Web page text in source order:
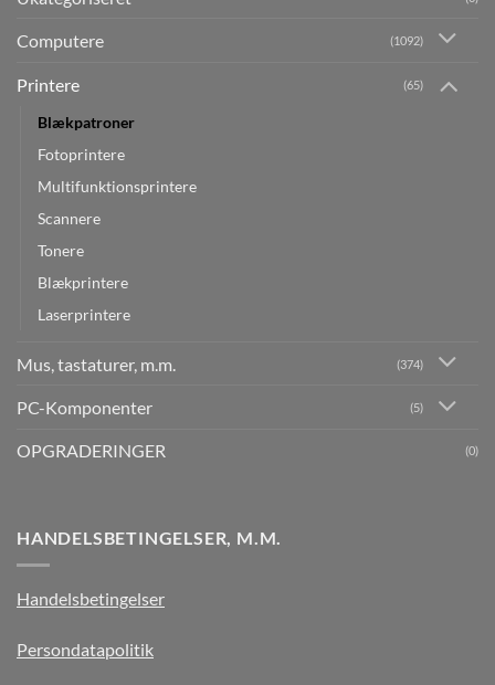
Computere (1092)
Printere (65)
Blækpatroner
Fotoprintere
Multifunktionsprintere
Scannere
Tonere
Blækprintere
Laserprintere
Mus, tastaturer, m.m. (374)
PC-Komponenter (5)
OPGRADERINGER (0)
HANDELSBETINGELSER, M.M.
Handelsbetingelser
Persondatapolitik